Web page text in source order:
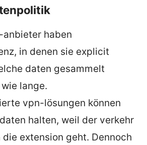
anbieter haben
in denen sie explicit
daten gesammelt
lange.
vpn-lösungen können
halten, weil der verkehr
extension geht. Dennoch